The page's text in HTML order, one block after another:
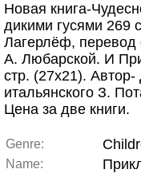
Новая книга-
дикими гусями 269
Лагерлёф, перевод
А. Любарской. И
стр. (27х21).
итальянского З.
Цена за две книги.
Genre:
Name: